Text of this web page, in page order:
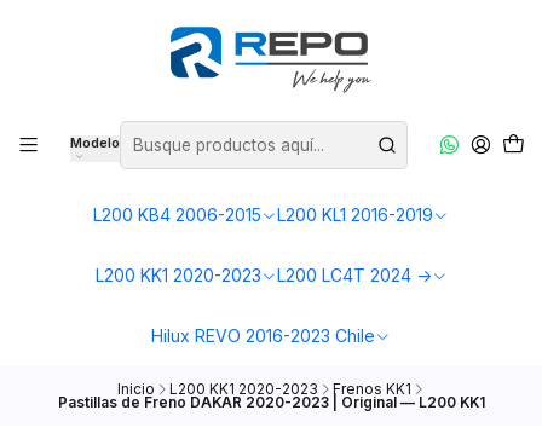
Modelo
L200 KB4 2006-2015 L200 KL1 2016-2019
L200 KK1 2020-2023 L200 LC4T 2024 ->
Hilux REVO 2016-2023 Chile
Inicio L200 KK1 2020-2023 Frenos KK1
Pastillas de Freno DAKAR 2020-2023 | Original — L200 KK1